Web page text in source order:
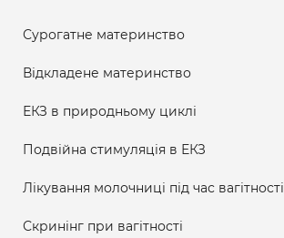
Сурогатне материнство
Відкладене материнство
ЕКЗ в природньому циклі
Подвійна стимуляція в ЕКЗ
Лікування молочниці під час вагітності
Скринінг при вагітності